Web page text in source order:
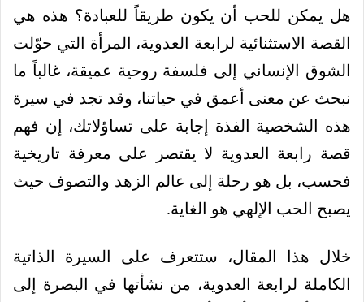
هل يمكن للحب أن يكون طريقاً للعبادة؟ هذه هي
القصة الاستثنائية لرابعة العدوية، المرأة التي حوّلت
الشوق الإنساني إلى فلسفة روحية عميقة، غالباً ما
نبحث عن معنى أعمق في حياتنا، وقد تجد في سيرة
هذه الشخصية الفذة إجابة على تساؤلاتك، إن فهم
قصة رابعة العدوية لا يقتصر على معرفة تاريخية
فحسب، بل هو رحلة إلى عالم الزهد والتصوف حيث
يصبح الحب الإلهي هو الغاية.
خلال هذا المقال، ستتعرف على السيرة الذاتية
الكاملة لرابعة العدوية، من نشأتها في البصرة إلى